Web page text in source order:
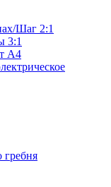
Шаг 2:1
3:1
А4
гребня